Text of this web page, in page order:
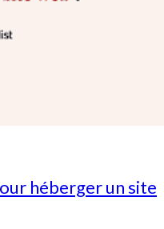
héberger un site